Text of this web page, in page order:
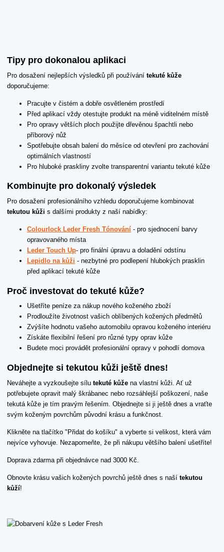
Tipy pro dokonalou aplikaci
Pro dosažení nejlepších výsledků při používání tekuté kůže
doporučujeme:
Pracujte v čistém a dobře osvětleném prostředí
Před aplikací vždy otestujte produkt na méně viditelném místě
Pro opravy větších ploch použijte dřevěnou špachtli nebo
příborový nůž
Spotřebujte obsah balení do měsíce od otevření pro zachování
optimálních vlastností
Pro hluboké praskliny zvolte transparentní variantu tekuté kůže
Kombinujte pro dokonalý výsledek
Pro dosažení profesionálního vzhledu doporučujeme kombinovat
tekutou kůži s dalšími produkty z naší nabídky:
Colourlock Leder Fresh Tónování - pro sjednocení barvy
opravovaného místa
Leder Touch Up- pro finální úpravu a doladění odstínu
Lepidlo na kůži - nezbytné pro podlepení hlubokých prasklin
před aplikací tekuté kůže
Proč investovat do tekuté kůže?
Ušetříte peníze za nákup nového koženého zboží
Prodloužíte životnost vašich oblíbených kožených předmětů
Zvýšíte hodnotu vašeho automobilu opravou koženého interiéru
Získáte flexibilní řešení pro různé typy oprav kůže
Budete moci provádět profesionální opravy v pohodlí domova
Objednejte si tekutou kůži ještě dnes!
Neváhejte a vyzkoušejte sílu tekuté kůže na vlastní kůži. Ať už
potřebujete opravit malý škrábanec nebo rozsáhlejší poškození, naše
tekutá kůže je tím pravým řešením. Objednejte si ji ještě dnes a vraťte
svým koženým povrchům původní krásu a funkčnost.
Klikněte na tlačítko "Přidat do košíku" a vyberte si velikost, která vám
nejvíce vyhovuje. Nezapomeňte, že při nákupu většího balení ušetříte!
Doprava zdarma při objednávce nad 3000 Kč.
Obnovte krásu vašich kožených povrchů ještě dnes s naší tekutou
kůží!